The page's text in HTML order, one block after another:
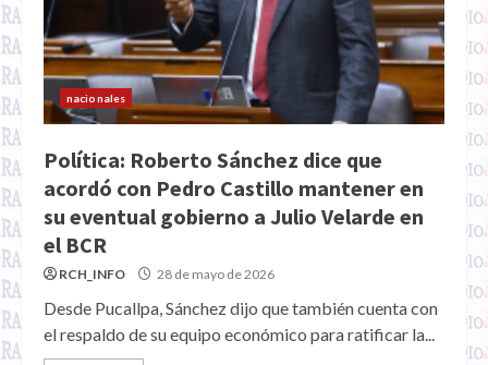
nacionales
Política: Roberto Sánchez dice que
acordó con Pedro Castillo mantener en
su eventual gobierno a Julio Velarde en
el BCR
RCH_INFO 28 de mayo de 2026
Desde Pucallpa, Sánchez dijo que también cuenta con
el respaldo de su equipo económico para ratificar la...